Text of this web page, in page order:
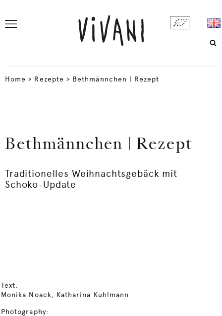
Home > Rezepte > Bethmännchen | Rezept
Bethmännchen | Rezept
Traditionelles Weihnachtsgebäck mit
Schoko-Update
Text:
Monika Noack, Katharina Kuhlmann
Photography: